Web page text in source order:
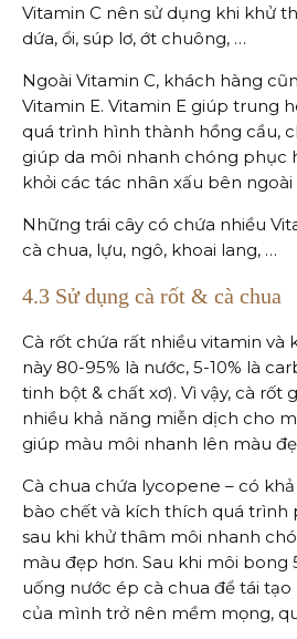
Vitamin C nên sử dụng khi khử
dứa, ổi, súp lơ, ớt chuông, …
Ngoài Vitamin C, khách hàng
Vitamin E. Vitamin E giúp trung
quá trình hình thành hồng cầu,
giúp da môi nhanh chóng phục
khỏi các tác nhân xấu bên ngoài
Những trái cây có chứa nhiều
cà chua, lựu, ngô, khoai lang, …
4.3 Sử dụng cà rốt & cà chua
Cà rốt chứa rất nhiều vitamin và
này 80-95% là nước, 5-10% là
tinh bột & chất xơ). Vì vậy, cà rốt
nhiều khả năng miễn dịch cho
giúp màu môi nhanh lên màu
Cà chua chứa lycopene – có
bào chết và kích thích quá trình
sau khi khử thâm môi nhanh
màu đẹp hơn. Sau khi môi bong
uống nước ép cà chua để tái tạo
của mình trở nên mềm mọng,